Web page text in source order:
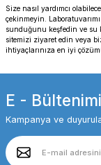
Size nasıl yardımcı
çekinmeyin.
sunduğunu keşfedin ve su
sitemizi ziyaret edin veya
ihtiyaçlarınıza en iyi
E -
Kampanya ve